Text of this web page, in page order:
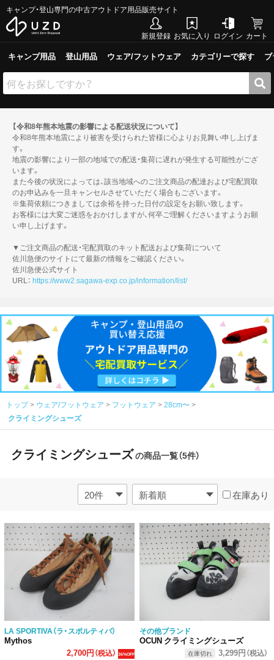
キャンプ・登山専門の中古アウトドア用品販売サイト
新規登録 お気に入り ログイン カート
キャンプ用品 登山用品 ウェア/フットウェア カテゴリーで探す
【令和8年熊本地震の影響による配送状況について】
令和8年熊本地震により被害を受けられた皆様に心よりお見舞い申し上げま
す。
地震の影響により一部の地域での配送・集荷に遅れが発生する可能性がござ
います。
また今後の状況によっては、該当地域へのご注文商品の配達および宅配買取
のお申込みを一旦キャンセルさせていただく場合もございます。
※集荷依頼につきましては余裕を持った日付の設定をお願い致します。
お客様には大変ご迷惑をおかけしますが、何卒ご理解くださいますようお願
い申し上げます。
▼ご注文商品の配送・宅配買取のキット配送および集荷について
佐川急便のサイトにて最新の情報をご確認ください。
佐川急便公式サイト
URL： https://www2.sagawa-exp.co.jp/information/list/
トップ ウェア/フットウェア フットウェア
28cm〜
クライミングシューズ
クライミングシューズの商品一覧（5件）
在庫あり
LA SPORTIVA（ラ・スポルティバ）
Mythos
2,700円（税込） 36%OFF
その他ブランド
OCUN クライミングシューズ
在庫切れ 3,299円（税込）